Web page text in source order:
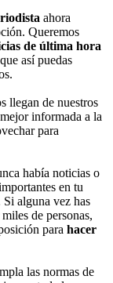
ahora
Queremos
de última hora
así puedas
llegan de nuestros
informada a la
para
había noticias o
en tu
alguna vez has
de personas,
para hacer
las normas de